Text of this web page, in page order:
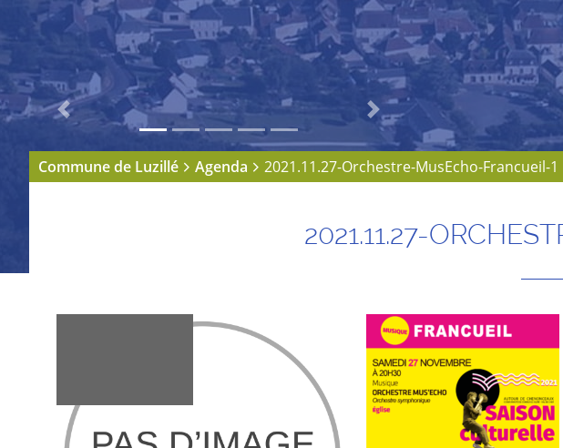
Previous Next
Commune de Luzillé Agenda 2021.11.27-Orchestre-MusEcho-Francueil-1
2021.11.27-